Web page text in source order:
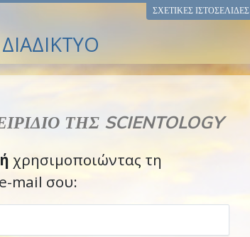
ΣΧΕΤΙΚΈΣ ΙΣΤΟΣΕΛΊΔΕΣ
ΤΗΣ SCIENTOLOGY
χρησιμοποιώντας τη
mail σου: